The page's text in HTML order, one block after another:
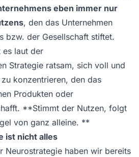
eben immer nur
, den das Unternehmen
bzw. der Gesellschaft stiftet.
es laut der
Strategie ratsam, sich voll und
konzentrieren, den das
Produkten oder
**Stimmt der Nutzen, folgt
von ganz alleine. **
ist nicht alles
Neurostrategie haben wir bereits